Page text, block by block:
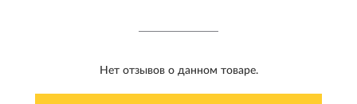
Нет отзывов о данном товаре.